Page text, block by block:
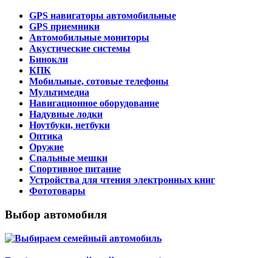
GPS навигаторы автомобильные
GPS приемники
Автомобильные мониторы
Акустические системы
Бинокли
КПК
Мобильные, сотовые телефоны
Мультимедиа
Навигационное оборудование
Надувные лодки
Ноутбуки, нетбуки
Оптика
Оружие
Спальные мешки
Спортивное питание
Устройства для чтения электронных книг
Фототовары
Выбор автомобиля